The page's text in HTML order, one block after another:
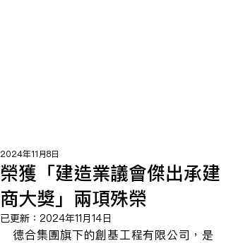
榮獲「建造業議會傑出承建
商大獎」兩項殊榮
2024年11月8日
已更新： 2024年11月14日
德合集團旗下的創基工程有限公司，是